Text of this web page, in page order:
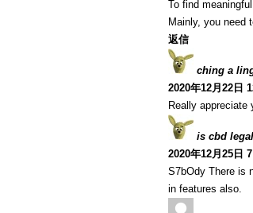
To find
Mainly, you need
返信
ching a
2020年12月22日
Really
is cbd
2020年12月25日
S7bOdy There is
in features also.